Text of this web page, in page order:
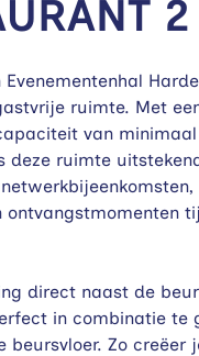
2
ruimte. Met
van
deze ruimte
ontvangstmomenten
direct naast de
in combinatie te
beursvloer. Zo creëer